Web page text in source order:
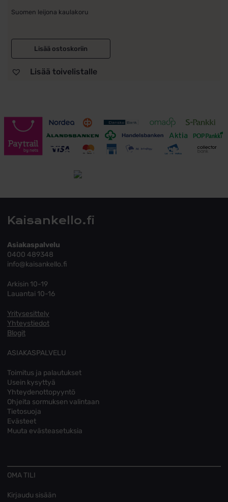
Suomen leijona kaulakoru
Lisää ostoskoriin
Lisää toivelistalle
Toimitusehdot
Kaisankello.fi
Asiakaspalvelu
0400 489348
info@kaisankello.fi
Arkisin 10-19
Lauantai 10-16
Yritysesittely
Yhteystiedot
Blogit
ASIAKASPALVELU
Toimitus ja palautukset
Usein kysyttyä
Yhteydenottopyyntö
Ohjeita sormuksen valintaan
Tietosuoja
Evästeet
Muuta evästeasetuksia
OMA TILI
Kirjaudu sisään